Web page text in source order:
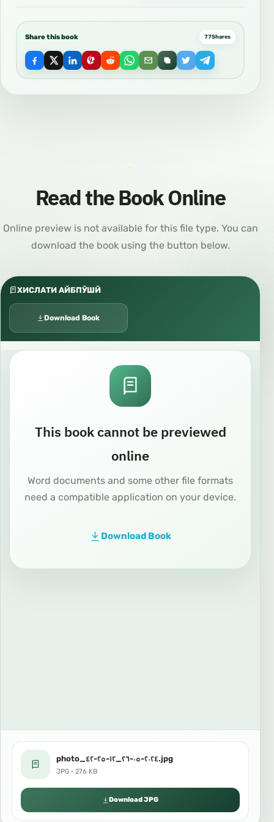
Share this book 77Shares
Read the Book Online
Online preview is not available for this file type. You can
download the book using the button below.
ХИСЛАТИ АЙБПӮШӢ
Download Book
This book cannot be previewed
online
Word documents and some other file formats
need a compatible application on your device.
Download Book
photo_٢٠٢٤-٠٥-٢٦_١٢-٢٥-٤٢.jpg
JPG · 276 KB
Download JPG